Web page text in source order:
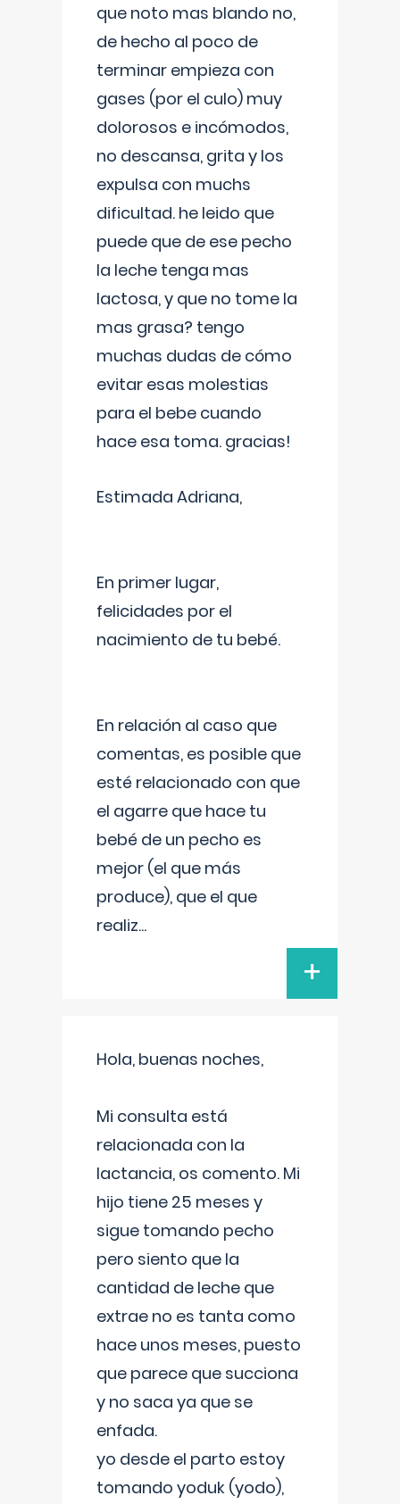
que noto mas blando no,
de hecho al poco de
terminar empieza con
gases (por el culo) muy
dolorosos e incómodos,
no descansa, grita y los
expulsa con muchs
dificultad. he leido que
puede que de ese pecho
la leche tenga mas
lactosa, y que no tome la
mas grasa? tengo
muchas dudas de cómo
evitar esas molestias
para el bebe cuando
hace esa toma. gracias!
Estimada Adriana,
En primer lugar,
felicidades por el
nacimiento de tu bebé.
En relación al caso que
comentas, es posible que
esté relacionado con que
el agarre que hace tu
bebé de un pecho es
mejor (el que más
produce), que el que
realiz...
+
Hola, buenas noches,
Mi consulta está
relacionada con la
lactancia, os comento. Mi
hijo tiene 25 meses y
sigue tomando pecho
pero siento que la
cantidad de leche que
extrae no es tanta como
hace unos meses, puesto
que parece que succiona
y no saca ya que se
enfada.
yo desde el parto estoy
tomando yoduk (yodo),